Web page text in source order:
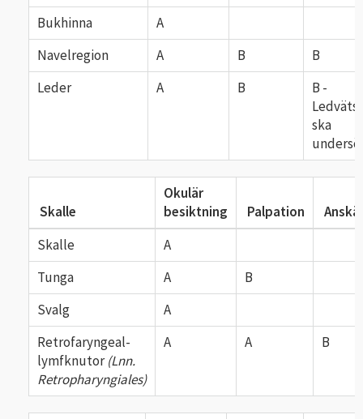
Bukhinna
A
Navelregion
A B
B
Leder
A B
B -
ska
Skalle
Okulär
besiktning
Palpation
Skalle
A
Tunga
A
B
Svalg
A
Retrofaryngeal-
lymfknutor(Lnn.
Retropharyngiales)
A A B